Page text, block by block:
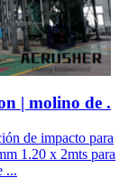
| molino de .
de impacto para
1.20 x 2mts para
...